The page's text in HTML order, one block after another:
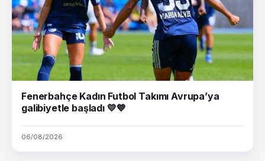
Fenerbahçe Kadın Futbol Takımı Avrupa’ya
galibiyetle başladı 💛💙
06/08/2026